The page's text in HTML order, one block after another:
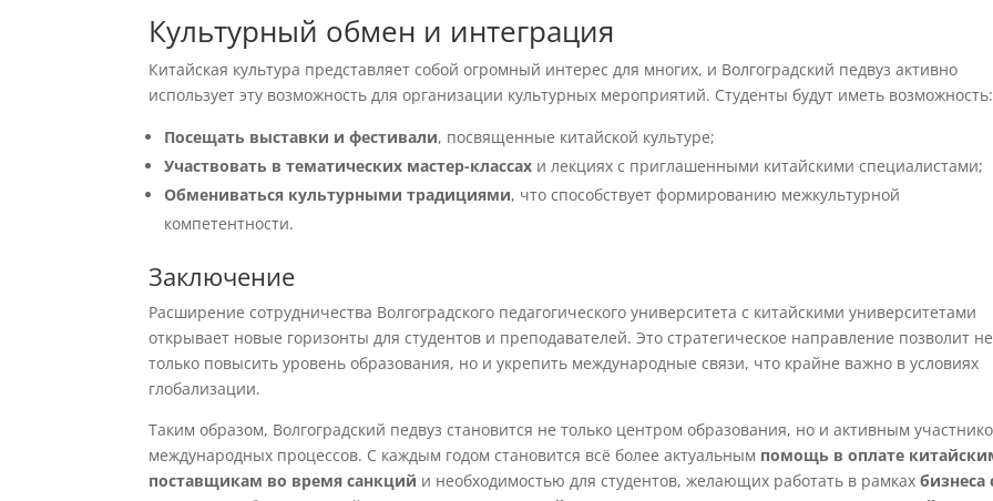
Культурный обмен и интеграция
Китайская культура представляет собой огромный интерес для многих, и Волгоградский педвуз активно
использует эту возможность для организации культурных мероприятий. Студенты будут иметь возможность:
Посещать выставки и фестивали, посвященные китайской культуре;
Участвовать в тематических мастер-классах и лекциях с приглашенными китайскими специалистами;
Обмениваться культурными традициями, что способствует формированию межкультурной
компетентности.
Заключение
Расширение сотрудничества Волгоградского педагогического университета с китайскими университетами
открывает новые горизонты для студентов и преподавателей. Это стратегическое направление позволит не
только повысить уровень образования, но и укрепить международные связи, что крайне важно в условиях
глобализации.
Таким образом, Волгоградский педвуз становится не только центром образования, но и активным
международных процессов. С каждым годом становится всё более актуальным помощь в оплате
поставщикам во время санкций и необходимостью для студентов, желающих работать в рамкахбизнеса